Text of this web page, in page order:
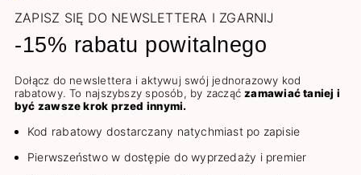
ZAPISZ SIĘ DO NEWSLETTERA I ZGARNIJ
-15% rabatu powitalnego
Dołącz do newslettera i aktywuj swój jednorazowy kod
rabatowy. To najszybszy sposób, by zacząćzamawiać taniej i
być zawsze krok przed innymi.
Kod rabatowy dostarczany natychmiast po zapisie
Pierwszeństwo w dostępie do wyprzedaży i premier